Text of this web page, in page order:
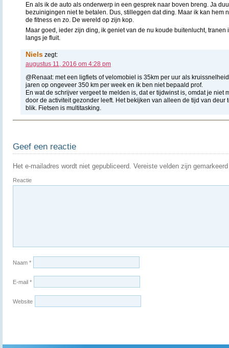
En als ik de auto als onderwerp in een gesprek naar boven breng. Ja
bezuinigingen niet te betalen. Dus, stilleggen dat ding. Maar ik kan hem
de fitness en zo. De wereld op zijn kop.
Maar goed, ieder zijn ding, ik geniet van de nu koude buitenlucht,
langs je fluit.
Niels zegt:
augustus 11, 2016 om 4:28 pm
@Renaat: met een ligfiets of velomobiel is 35km per uur als
jaren op ongeveer 350 km per week en ik ben niet bepaald prof.
En wat de schrijver vergeet te melden is, dat er tijdwinst is, omdat je niet
door de activiteit gezonder leeft. Het bekijken van alleen de tijd van deur
blik. Fietsen is multitasking.
Geef een reactie
Het e-mailadres wordt niet gepubliceerd. Vereiste velden zijn
Reactie
Naam *
E-mail *
Website